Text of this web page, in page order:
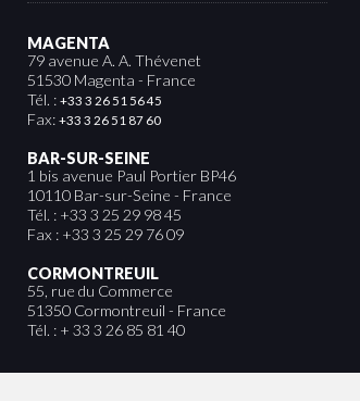
MAGENTA
79 avenue A. A. Thévenet
51530 Magenta - France
Tél. : +33 3 26 51 56 45
Fax: +33 3 26 51 87 60
BAR-SUR-SEINE
1 bis avenue Paul Portier BP46
10110 Bar-sur-Seine - France
Tél. : +33 3 25 29 98 45
Fax : +33 3 25 29 76 09
CORMONTREUIL
55, rue du Commerce
51350 Cormontreuil - France
Tél. : + 33 3 26 85 81 40